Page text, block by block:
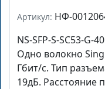
Артикул: НФ-
NS-SFP-S-SC53-G-
Одно волокно
Гбит/c. Тип
19дБ. Расстояние